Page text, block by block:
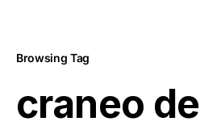
Browsing Tag
craneo de